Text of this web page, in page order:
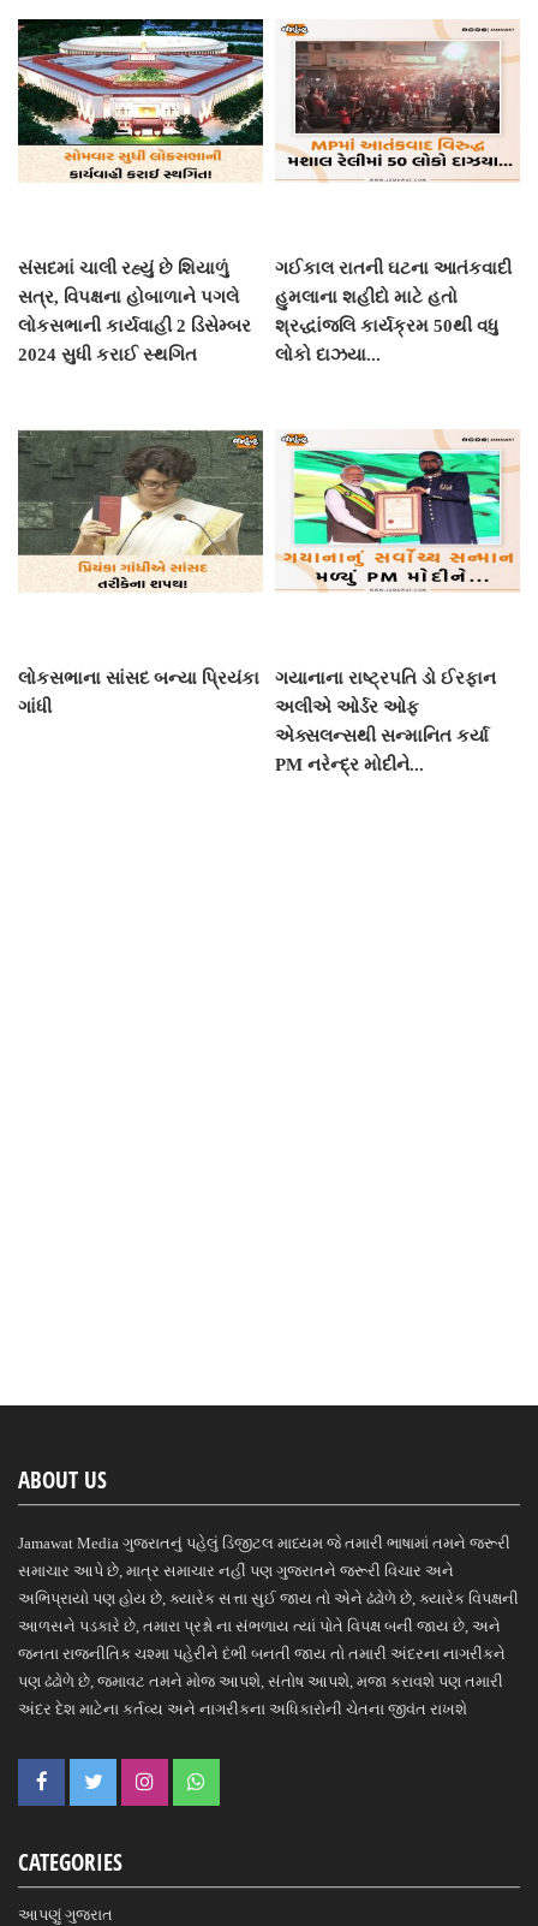
સંસદમાં ચાલી રહ્યું છે શિયાળું
સત્ર, વિપક્ષના હોબાળાને પગલે
લોકસભાની કાર્યવાહી 2 ડિસેમ્બર
2024 સુધી કરાઈ સ્થગિત
ગઈકાલ રાતની ઘટના આતંકવાદી
હુમલાના શહીદો માટે હતો
શ્રદ્ધાંજલિ કાર્યક્રમ 50થી વધુ
લોકો દાઝયા...
લોકસભાના સાંસદ બન્યા પ્રિયંકા
ગાંધી
ગયાનાના રાષ્ટ્રપતિ ડો ઈરફાન
અલીએ ઓર્ડર ઓફ
એક્સલન્સથી સન્માનિત કર્યા
PM નરેન્દ્ર મોદીને...
ABOUT US
Jamawat Media ગુજરાતનું પહેલું ડિજીટલ માધ્યમ જે તમારી ભાષામાં તમને જરૂરી
સમાચાર આપે છે, માત્ર સમાચાર નહીં પણ ગુજરાતને જરૂરી વિચાર અને
અભિપ્રાયો પણ હોય છે, ક્યારેક સત્તા સુઈ જાય તો એને ઢંઢોળે છે, ક્યારેક વિપક્ષની
આળસને પડકારે છે, તમારા પ્રશ્નો ના સંભળાય ત્યાં પોતે વિપક્ષ બની જાય છે, અને
જનતા રાજનીતિક ચશ્મા પહેરીને દંભી બનતી જાય તો તમારી અંદરના નાગરીકને
પણ ઢંઢોળે છે, જમાવટ તમને મોજ આપશે, સંતોષ આપશે, મજા કરાવશે પણ તમારી
અંદર દેશ માટેના કર્તવ્ય અને નાગરીકના અધિકારોની ચેતના જીવંત રાખશે
CATEGORIES
આપણું ગુજરાત